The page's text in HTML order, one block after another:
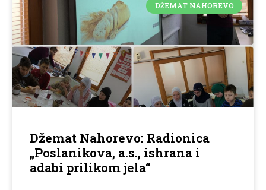
DŽEMAT NAHOREVO
Džemat Nahorevo: Radionica
„Poslanikova, a.s., ishrana i
adabi prilikom jela“